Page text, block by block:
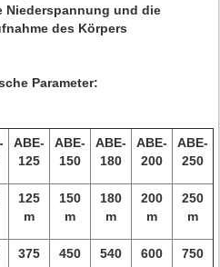
Niederspannung und die
des Körpers
Parameter:
ABE-
125
ABE-
150
ABE-
180
ABE-
200
ABE-
250
125
m
150
m
180
m
200
m
250
m
375
450
540
600
750